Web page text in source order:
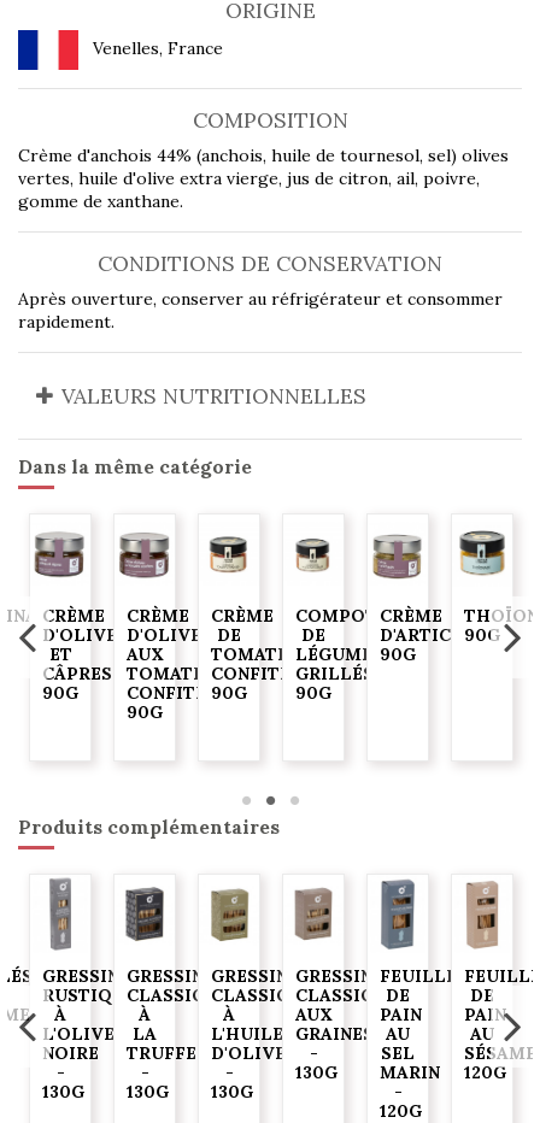
ORIGINE
Venelles, France
COMPOSITION
Crème d'anchois 44% (anchois, huile de tournesol, sel) olives
vertes, huile d'olive extra vierge, jus de citron, ail, poivre,
gomme de xanthane.
CONDITIONS DE CONSERVATION
Après ouverture, conserver au réfrigérateur et consommer
rapidement.
VALEURS NUTRITIONNELLES
Dans la même catégorie
CRÈME
D'OLIVES
ET
CÂPRES
90G
CRÈME
D'OLIVES
AUX
TOMATES
CONFITES
90G
CRÈME
DE
TOMATES
CONFITES
90G
COMPOTÉE
DE
LÉGUMES
GRILLÉS
90G
CRÈME
D'ARTICHAUTS
90G
90G
Produits complémentaires
GRESSINS
RUSTIQUES
À
L'OLIVE
NOIRE
-
130G
GRESSINS
CLASSIQUES
À
LA
TRUFFE
-
130G
GRESSINS
CLASSIQUES
À
L'HUILE
D'OLIVE
-
130G
GRESSINS
CLASSIQUES
AUX
GRAINES
-
130G
FEUILLES
DE
PAIN
AU
SEL
MARIN
-
120G
DE
PAIN
AU
120G